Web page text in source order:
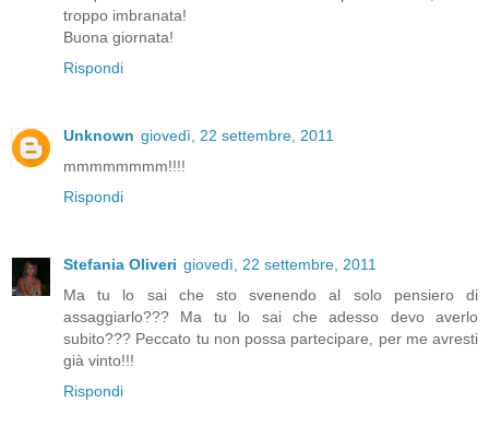
troppo imbranata!
Buona giornata!
Rispondi
Unknown giovedì, 22 settembre, 2011
mmmmmmmm!!!!
Rispondi
Stefania Oliveri giovedì, 22 settembre, 2011
Ma tu lo sai che sto svenendo al solo pensiero di
assaggiarlo??? Ma tu lo sai che adesso devo averlo
subito??? Peccato tu non possa partecipare, per me avresti
già vinto!!!
Rispondi